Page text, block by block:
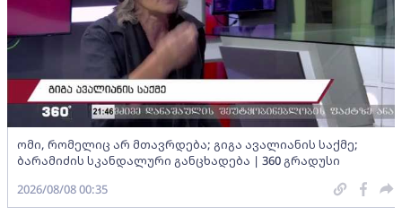
ომი, რომელიც არ მთავრდება; გიგა ავალიანის საქმე;
ბარამიძის სკანდალური განცხადება | 360 გრადუსი
2026/08/08 00:35